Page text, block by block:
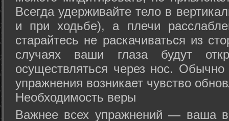
Всегда удерживайте тело в
и при ходьбе), а плечи
старайтесь не раскачиваться из
случаях ваши глаза будут
осуществляться через нос. Обычно
упражнения возникает чувство
Необходимость веры
Важнее всех упражнений — ваша